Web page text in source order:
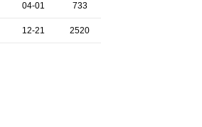
04-01 733
12-21 2520